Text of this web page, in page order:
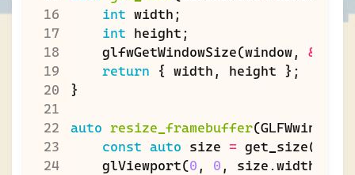
17
24
int width ;
int height ;
glfwGetWindowSize(window, &
return
{ width , height
};
}
auto resize_framebuffer(GLFWwindow
const auto size = get_size(
glViewport(0 , 0 , size . width